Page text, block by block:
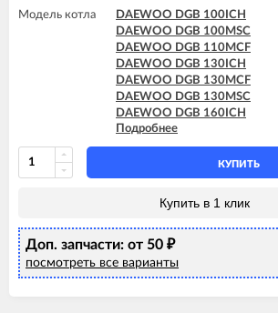
Модель котла
DAEWOO DGB 100ICH
DAEWOO DGB 100MSC
DAEWOO DGB 110MCF
DAEWOO DGB 130ICH
DAEWOO DGB 130MCF
DAEWOO DGB 130MSC
DAEWOO DGB 160ICH
DAEWOO DGB 160MCF
DAEWOO DGB 160MSC
DAEWOO DGB 200ICH
DAEWOO DGB 200MCF
DAEWOO DGB 250MCF
DAEWOO DGB 250MES
DAEWOO DGB 250MSC
DAEWOO DGB 300MES
DAEWOO DGB 300MSC
Подробнее
КУПИТЬ
Купить в 1 клик
Доп. запчасти: от 50 ₽
посмотреть все варианты